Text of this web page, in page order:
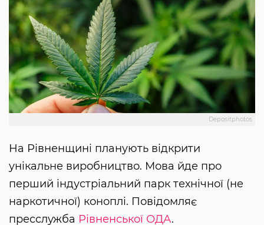
Depositphotos
На Рівненщині планують відкрити
унікальне виробництво. Мова йде про
перший індустріальний парк технічної (не
наркотичної) коноплі. Повідомляє
пресслужба Рівненської ОДА.